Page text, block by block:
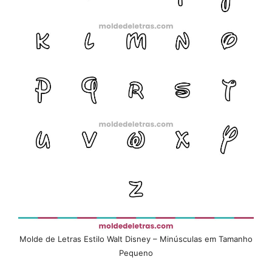
Molde de Letras Estilo Walt Disney – Minúsculas em Tamanho
Pequeno